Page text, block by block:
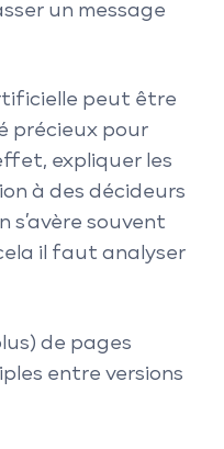
un message
peut être
précieux pour
expliquer les
à des décideurs
s’avère souvent
il faut analyser
de pages
entre versions